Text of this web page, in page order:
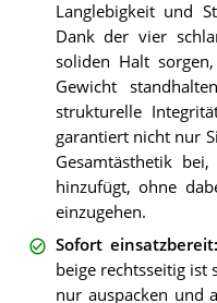
Langlebigkeit und
Dank der vier
soliden Halt
Gewicht
strukturelle
garantiert nicht nur
Gesamtästhetik
hinzufügt, ohne
einzugehen.
Sofort einsatzbereit:
beige rechtsseitig ist
nur auspacken und